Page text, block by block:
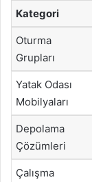
Kategori
Oturma
Grupları
Yatak Odası
Mobilyaları
Depolama
Çözümleri
Çalışma